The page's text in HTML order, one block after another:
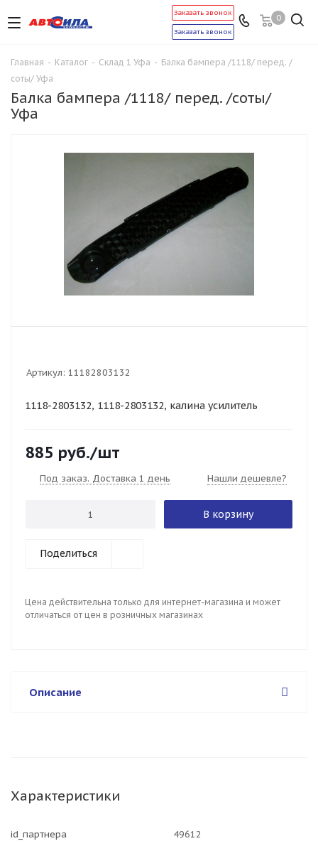
0
Заказать звонок
Заказать звонок
Главная - Каталог - Склад 1 Уфа - Балка бампера /1118/ перед. /
соты/ Уфа
Балка бампера /1118/ перед. /соты/
Уфа
Артикул: 11182803132
1118-2803132, 1118-2803132, калина усилитель
885 руб./шт
Под заказ. Доставка 1 день Нашли дешевле?
В корзину
Поделиться
Цена действительна только для интернет-магазина и может
отличаться от цен в розничных магазинах
Описание
Характеристики
id_партнера
49612